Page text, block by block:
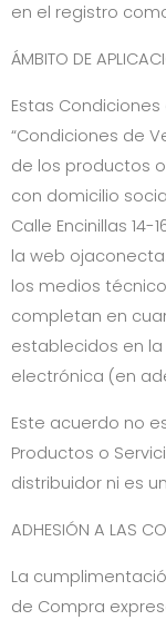
en el registro
ÁMBITO DE
Estas
“Condiciones de
de los productos
con domicilio
Calle Encinillas 14-
la web
los medios
completan en
establecidos en
electrónica (en
Este acuerdo no
Productos o
distribuidor ni es
ADHESIÓN A LAS
La
de Compra